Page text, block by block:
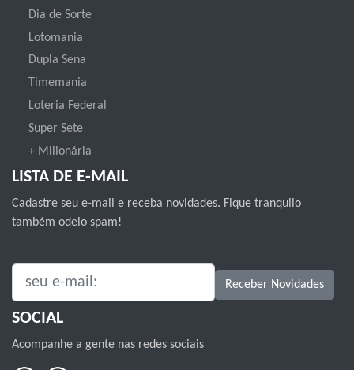
Dia de Sorte
Lotomania
Dupla Sena
Timemania
Loteria Federal
Super Sete
+ Milionária
LISTA DE E-MAIL
Cadastre seu e-mail e receba novidades. Fique tranquilo
também odeio spam!
SEU E-MAIL: Receber Novidades
SOCIAL
Acompanhe a gente nas redes sociais